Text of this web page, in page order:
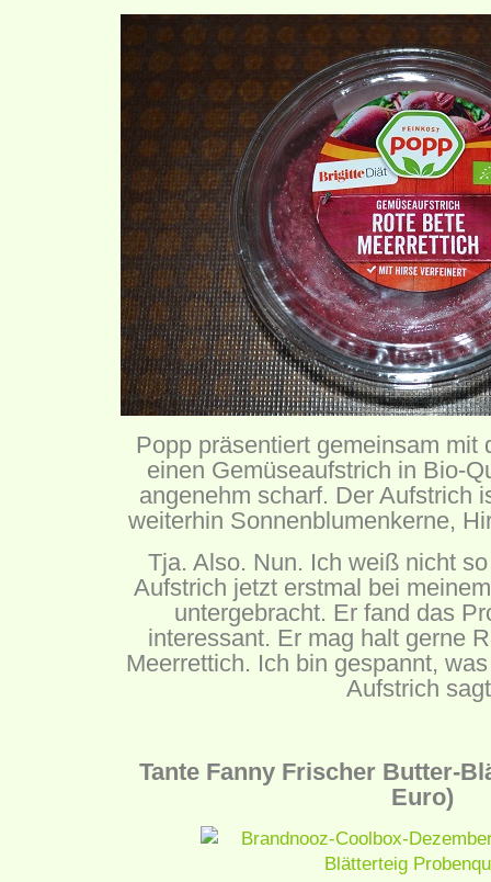
Popp präsentiert gemeinsam mit
einen Gemüseaufstrich in Bio-
angenehm scharf. Der Aufstrich
weiterhin Sonnenblumenkerne,
Tja. Also. Nun. Ich weiß nicht
Aufstrich jetzt erstmal bei
untergebracht. Er fand das
interessant. Er mag halt gerne
Meerrettich. Ich bin gespannt,
Aufstrich
Tante Fanny Frischer Butter-
Euro)